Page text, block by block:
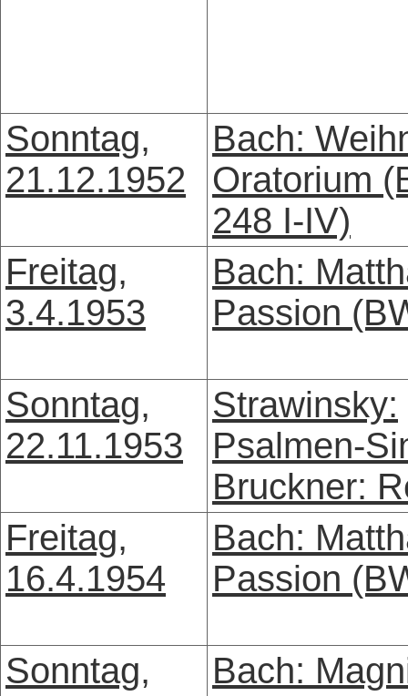
Sonntag,
21.12.1952
Bach:
Oratorium
248 I-IV)
Freitag,
3.4.1953
Bach:
Passion
Sonntag,
22.11.1953
Strawinsky:
Psalmen-
Bruckner:
Freitag,
16.4.1954
Bach:
Passion
Sonntag,
Bach: